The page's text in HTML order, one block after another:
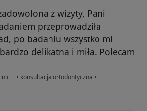
z wizyty, Pani
przeprowadziła
po badaniu wszystko mi
delikatna i miła. Polecam
+ • konsultacja ortodontyczna •